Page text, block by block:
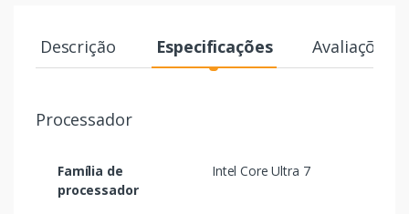
Descrição Especificações Avaliações
Processador
Família de
processador
Intel Core Ultra 7